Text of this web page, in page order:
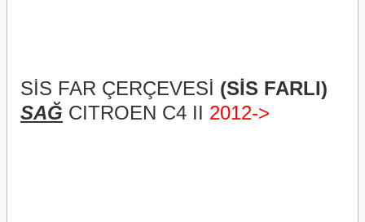
SİS FAR ÇERÇEVESİ (SİS FARLI)
SAĞ CITROEN C4 II 2012->